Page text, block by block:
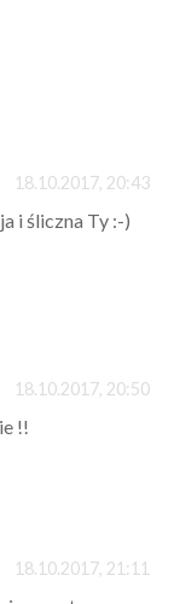
18.10.2017, 20:43
i śliczna Ty :-)
18.10.2017, 20:50
!!
18.10.2017, 21:11